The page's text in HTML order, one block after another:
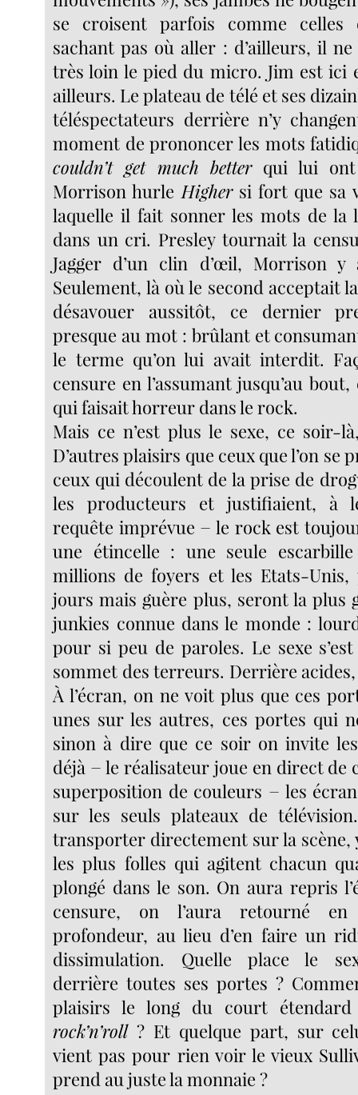
se croisent parfois comme celles
sachant pas où aller : d’ailleurs, il
très loin le pied du micro. Jim est ici
ailleurs. Le plateau de télé et ses
téléspectateurs derrière n’y
moment de prononcer les mots
couldn’t get much betterqui lui ont
Morrison hurle Highersi fort que sa
laquelle il fait sonner les mots de la
dans un cri. Presley tournait la
Jagger d’un clin d’œil, Morrison
Seulement, là où le second acceptait
désavouer aussitôt, ce dernier
presque au mot : brûlant et
le terme qu’on lui avait interdit.
censure en l’assumant jusqu’au
qui faisait horreur dans le rock.
Mais ce n’est plus le sexe, ce soir-
D’autres plaisirs que ceux que l’on se
ceux qui découlent de la prise de
les producteurs et justifiaient, à
requête imprévue − le rock est
une étincelle : une seule
millions de foyers et les Etats-Unis,
jours mais guère plus, seront la plus
junkies connue dans le monde :
pour si peu de paroles. Le sexe
sommet des terreurs. Derrière
À l’écran, on ne voit plus que ces
unes sur les autres, ces portes qui
sinon à dire que ce soir on invite
déjà − le réalisateur joue en direct de
superposition de couleurs − les
sur les seuls plateaux de
transporter directement sur la scène,
les plus folles qui agitent chacun
plongé dans le son. On aura repris
censure, on l’aura retourné
profondeur, au lieu d’en faire un
dissimulation. Quelle place le
derrière toutes ses portes ?
plaisirs le long du court
rock’n’roll? Et quelque part, sur
vient pas pour rien voir le vieux
prend au juste la monnaie ?